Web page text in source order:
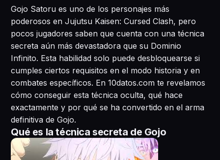
Gojo Satoru es uno de los personajes más
poderosos en Jujutsu Kaisen: Cursed Clash, pero
pocos jugadores saben que cuenta con una técnica
secreta aún más devastadora que su Dominio
Infinito. Esta habilidad solo puede desbloquearse si
cumples ciertos requisitos en el modo historia y en
combates específicos. En 10datos.com te revelamos
cómo conseguir esta técnica oculta, qué hace
exactamente y por qué se ha convertido en el arma
definitiva de Gojo.
Qué es la técnica secreta de Gojo